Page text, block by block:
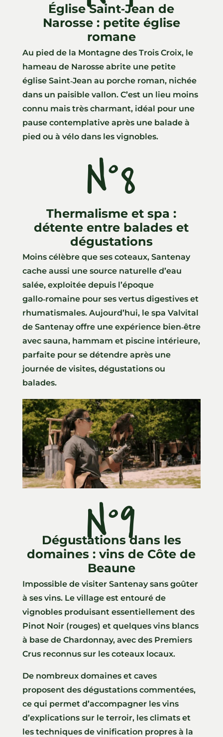
Église Saint‑Jean de
Narosse : petite église
romane
Au pied de la Montagne des Trois Croix, le
hameau de Narosse abrite une petite
église Saint‑Jean au porche roman, nichée
dans un paisible vallon. C’est un lieu moins
connu mais très charmant, idéal pour une
pause contemplative après une balade à
pied ou à vélo dans les vignobles.
N°8
Thermalisme et spa :
détente entre balades et
dégustations
Moins célèbre que ses coteaux, Santenay
cache aussi une source naturelle d’eau
salée, exploitée depuis l’époque
gallo‑romaine pour ses vertus digestives et
rhumatismales. Aujourd’hui, le spa Valvital
de Santenay offre une expérience bien‑être
avec sauna, hammam et piscine intérieure,
parfaite pour se détendre après une
journée de visites, dégustations ou
balades.
N°9
Dégustations dans les
domaines : vins de Côte de
Beaune
Impossible de visiter Santenay sans goûter
à ses vins. Le village est entouré de
vignobles produisant essentiellement des
Pinot Noir (rouges) et quelques vins blancs
à base de Chardonnay, avec des Premiers
Crus reconnus sur les coteaux locaux.
De nombreux domaines et caves
proposent des dégustations commentées,
ce qui permet d’accompagner les vins
d’explications sur le terroir, les climats et
les techniques de vinification propres à la